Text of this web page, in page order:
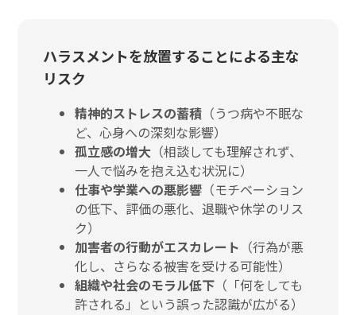
ハラスメントを放置することによる主な
リスク
精神的ストレスの蓄積 （うつ病や不眠な
ど、心身への深刻な影響）
孤立感の増大 （相談しても理解されず、
一人で悩みを抱え込む状況に）
仕事や学業への悪影響 （モチベーション
の低下、評価の悪化、退職や休学のリス
ク）
加害者の行動がエスカレート （行為が悪
化し、さらなる被害を受ける可能性）
組織や社会のモラル低下 （「何をしても
許される」という誤った認識が広がる）